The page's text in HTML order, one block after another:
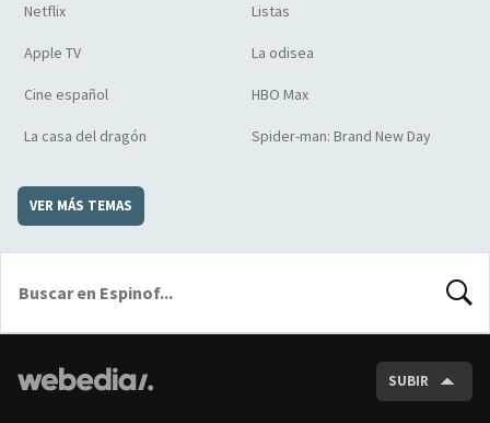
Netflix Listas
Apple TV La odisea
Cine español HBO Max
La casa del dragón Spider-man: Brand New Day
VER MÁS TEMAS
SUBIR